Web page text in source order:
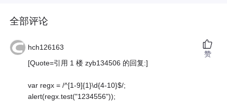
全部评论
hch126163
[Quote=引用 1 楼 zyb134506 的回复:]
var regx = /^[1-9]{1}\d{4-10}$/;
alert(regx.test("1234556"));
赞